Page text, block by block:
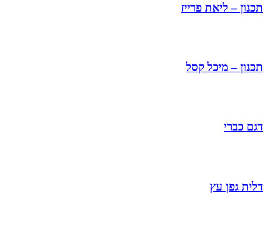
תכנון – ליאת פרייז
תכנון – מיכל קסל
דגם כברי
דלית גפן עץ